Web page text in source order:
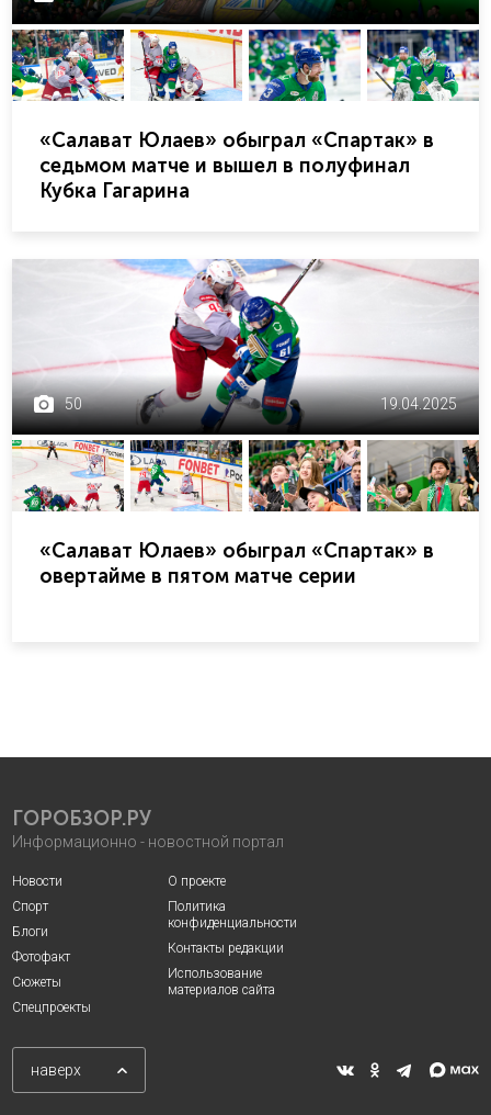
«Салават Юлаев» обыграл «Спартак» в
седьмом матче и вышел в полуфинал
Кубка Гагарина
50 19.04.2025
«Салават Юлаев» обыграл «Спартак» в
овертайме в пятом матче серии
ГОРОБЗОР.РУ
Информационно - новостной портал
Новости
Спорт
Блоги
Фотофакт
Сюжеты
Спецпроекты
О проекте
Политика
конфиденциальности
Контакты редакции
Использование
материалов сайта
наверх